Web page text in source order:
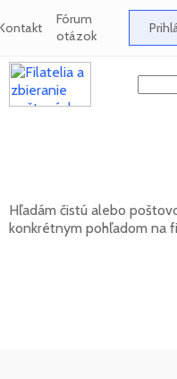
Fórum
otázok
Hľadám čistú alebo
konkrétnym pohľadom na